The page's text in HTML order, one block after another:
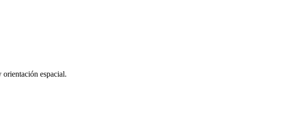
espacial.